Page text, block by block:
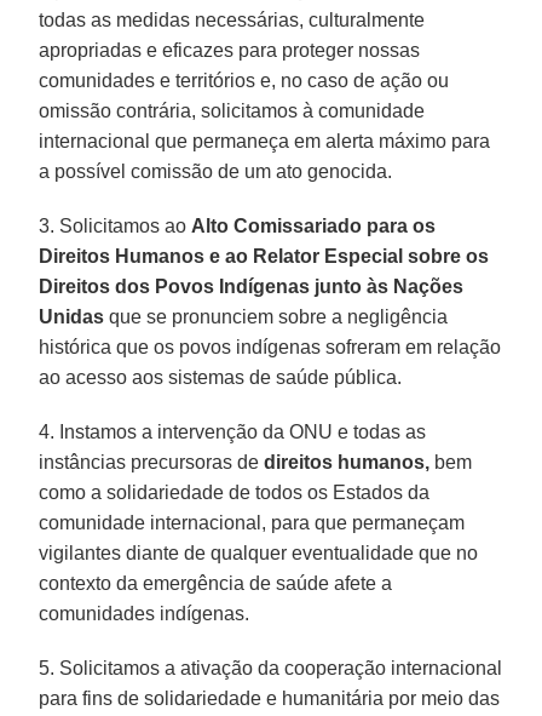
todas as medidas necessárias, culturalmente
apropriadas e eficazes para proteger nossas
comunidades e territórios e, no caso de ação ou
omissão contrária, solicitamos à comunidade
internacional que permaneça em alerta máximo para
a possível comissão de um ato genocida.
3. Solicitamos ao Alto Comissariado para os
Direitos Humanos e ao Relator Especial sobre os
Direitos dos Povos Indígenas junto às Nações
Unidas que se pronunciem sobre a negligência
histórica que os povos indígenas sofreram em relação
ao acesso aos sistemas de saúde pública.
4. Instamos a intervenção da ONU e todas as
instâncias precursoras dedireitos humanos, bem
como a solidariedade de todos os Estados da
comunidade internacional, para que permaneçam
vigilantes diante de qualquer eventualidade que no
contexto da emergência de saúde afete a
comunidades indígenas.
5. Solicitamos a ativação da cooperação internacional
para fins de solidariedade e humanitária por meio das